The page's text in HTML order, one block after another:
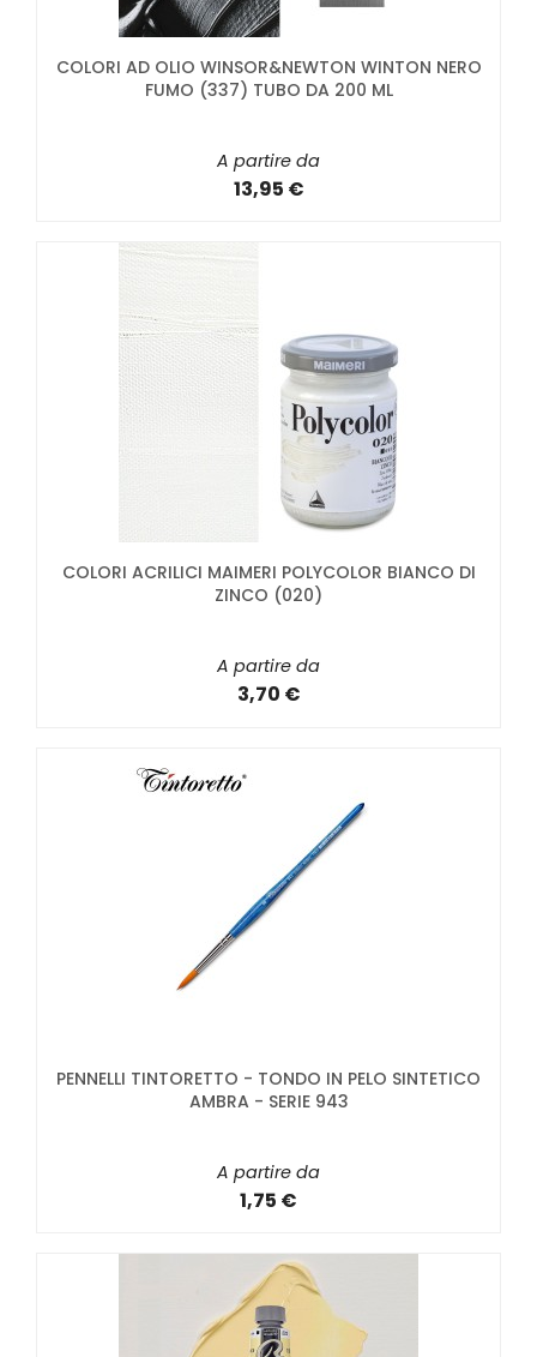
COLORI AD OLIO WINSOR&NEWTON WINTON NERO
FUMO (337) TUBO DA 200 ML
A partire da
13,95 €
COLORI ACRILICI MAIMERI POLYCOLOR BIANCO DI
ZINCO (020)
A partire da
3,70 €
PENNELLI TINTORETTO - TONDO IN PELO SINTETICO
AMBRA - SERIE 943
A partire da
1,75 €